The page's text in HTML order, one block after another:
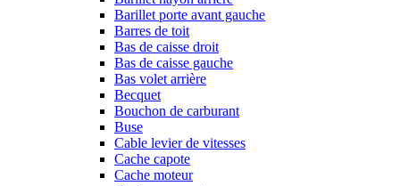
Barillet porte avant gauche
Barres de toit
Bas de caisse droit
Bas de caisse gauche
Bas volet arrière
Becquet
Bouchon de carburant
Buse
Cable levier de vitesses
Cache capote
Cache moteur